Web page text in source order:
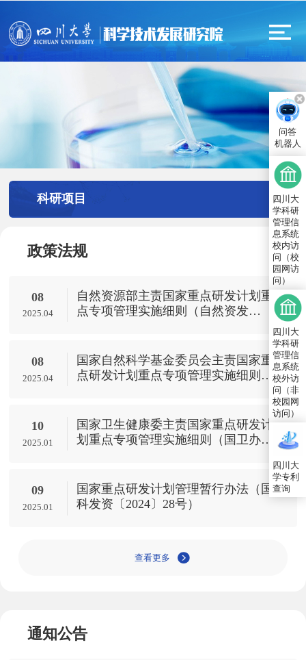
科研项目
政策法规
08
2025.04
自然资源部主责国家重点研发计划重
点专项管理实施细则（自然资发
08
2025.04
国家自然科学基金委员会主责国家重
点研发计划重点专项管理实施细则
（试行）（国科金发计〔2025〕1号）
10
2025.01
国家卫生健康委主责国家重点研发计
划重点专项管理实施细则（国卫办科
09
2025.01
国家重点研发计划管理暂行办法（国
科发资〔2024〕28号）
查看更多
通知公告
问答
机器人
四川大
学科研
管理信
息系统
校内访
问（校
园网访
问）
四川大
学科研
管理信
息系统
校外访
问（非
校园网
访问）
四川大
学专利
查询